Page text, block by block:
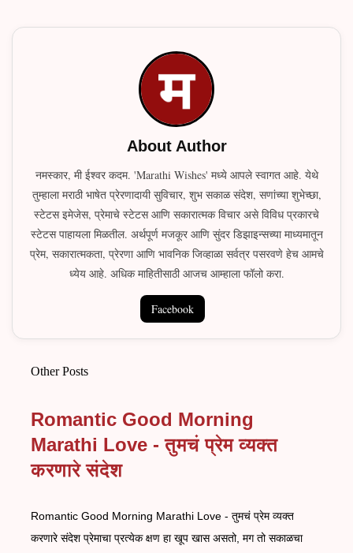
About Author
नमस्कार, मी ईश्वर कदम. 'Marathi Wishes' मध्ये आपले स्वागत आहे. येथे
तुम्हाला मराठी भाषेत प्रेरणादायी सुविचार, शुभ सकाळ संदेश, सणांच्या शुभेच्छा,
स्टेटस इमेजेस, प्रेमाचे स्टेटस आणि सकारात्मक विचार असे विविध प्रकारचे
स्टेटस पाहायला मिळतील. अर्थपूर्ण मजकूर आणि सुंदर डिझाइन्सच्या माध्यमातून
प्रेम, सकारात्मकता, प्रेरणा आणि भावनिक जिव्हाळा सर्वत्र पसरवणे हेच आमचे
ध्येय आहे. अधिक माहितीसाठी आजच आम्हाला फॉलो करा.
Facebook
Other Posts
Romantic Good Morning
Marathi Love - तुमचं प्रेम व्यक्त
करणारे संदेश
Romantic Good Morning Marathi Love - तुमचं प्रेम व्यक्त
करणारे संदेश प्रेमाचा प्रत्येक क्षण हा खूप खास असतो, मग तो सकाळचा